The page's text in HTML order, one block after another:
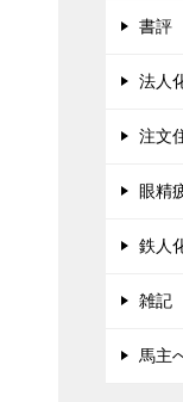
書評
法人
注文
眼精
鉄人
雑記
馬主